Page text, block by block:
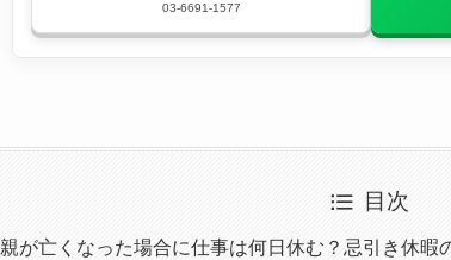
03-6691-1577
目次
親が亡くなった場合に仕事は何日休む？忌引き休暇